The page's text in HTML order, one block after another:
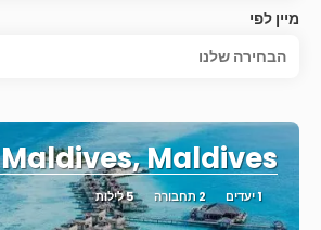
מיין לפי
הבחירה שלנו
Maldives, Maldives
1 יעדים 2 תחבורה 5 לילות